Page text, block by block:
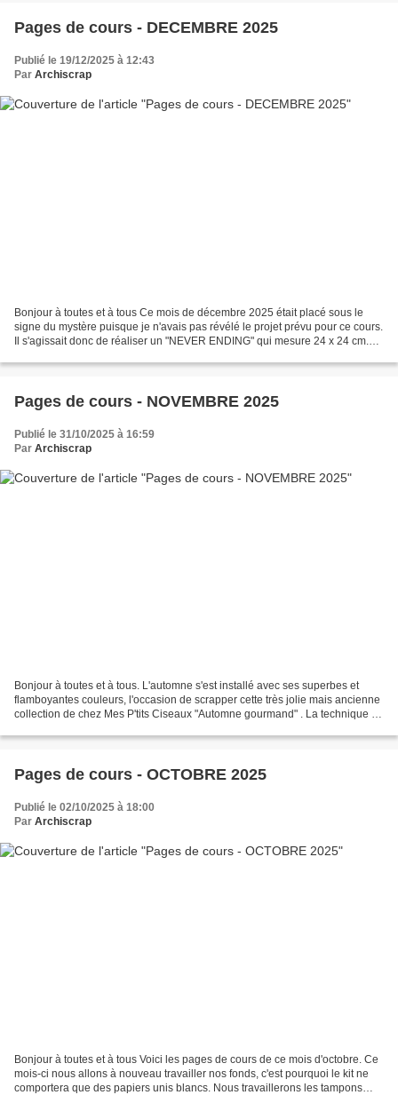
Pages de cours - DECEMBRE 2025
Publié le 19/12/2025 à 12:43
Par Archiscrap
Bonjour à toutes et à tous Ce mois de décembre 2025 était placé sous le
signe du mystère puisque je n'avais pas révélé le projet prévu pour ce cours.
Il s'agissait donc de réaliser un "NEVER ENDING" qui mesure 24 x 24 cm.
Pages de cours - NOVEMBRE 2025
Publié le 31/10/2025 à 16:59
Par Archiscrap
Bonjour à toutes et à tous. L'automne s'est installé avec ses superbes et
flamboyantes couleurs, l'occasion de scrapper cette très jolie mais ancienne
collection de chez Mes P'tits Ciseaux "Automne gourmand" . La technique de
Pages de cours - OCTOBRE 2025
Publié le 02/10/2025 à 18:00
Par Archiscrap
Bonjour à toutes et à tous Voici les pages de cours de ce mois d'octobre. Ce
mois-ci nous allons à nouveau travailler nos fonds, c'est pourquoi le kit ne
comportera que des papiers unis blancs. Nous travaillerons les tampons